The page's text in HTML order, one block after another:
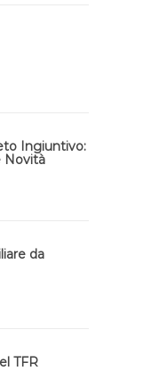
Ingiuntivo:
Novità
da
TFR